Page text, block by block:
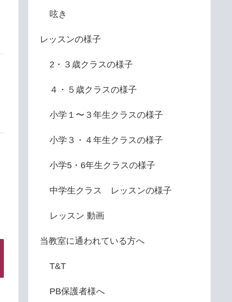
呟き
レッスンの様子
2・３歳クラスの様子
４・５歳クラスの様子
小学１〜３年生クラスの様子
小学３・４年生クラスの様子
小学5・6年生クラスの様子
中学生クラス レッスンの様子
レッスン 動画
当教室に通われている方へ
T&T
PB保護者様へ